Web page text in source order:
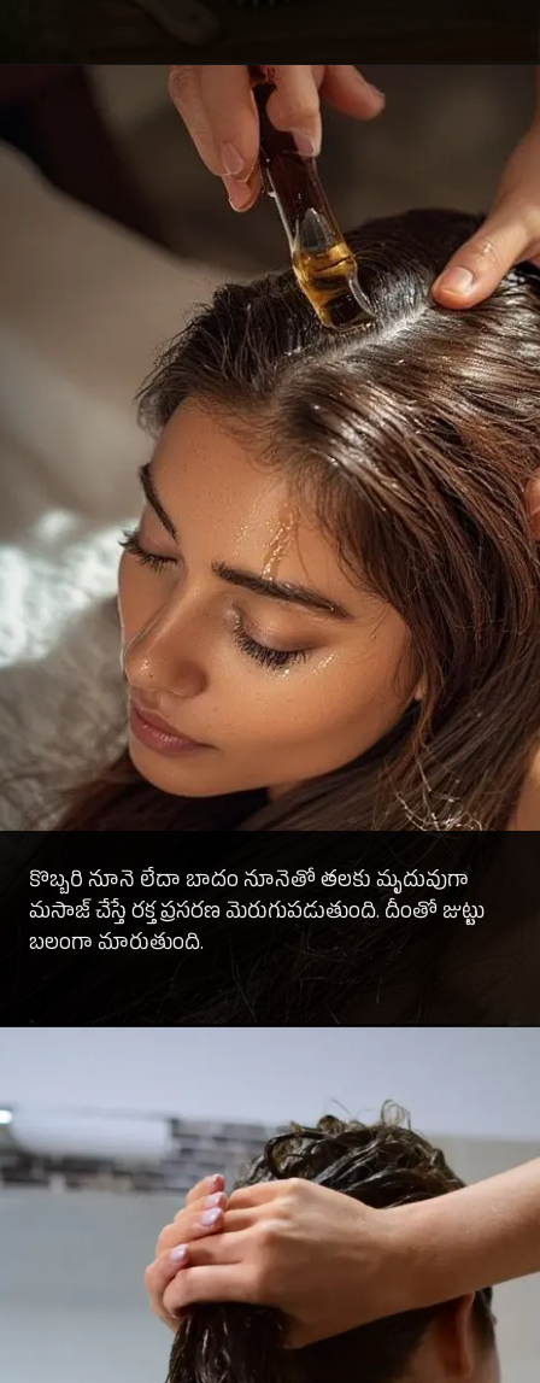
కొబ్బరి నూనె లేదా బాదం నూనెతో తలకు మృదువుగా
మసాజ్ చేస్తే రక్త ప్రసరణ మెరుగుపడుతుంది. దీంతో జుట్టు
బలంగా మారుతుంది.